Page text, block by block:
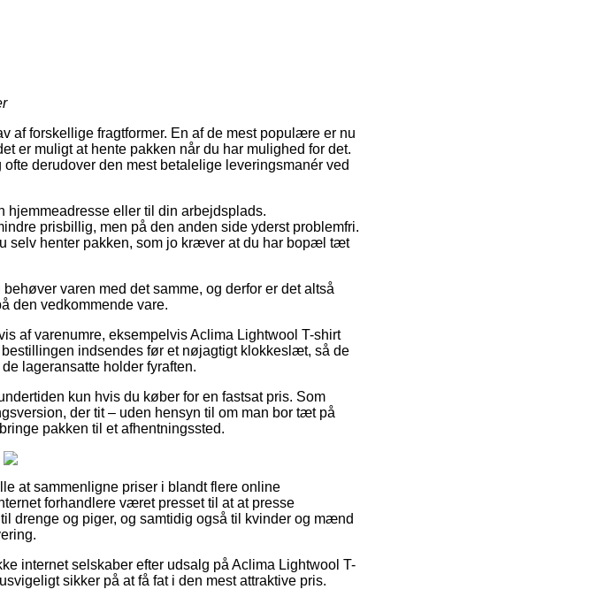
af forskellige fragtformer. En af de mest populære er nu
er muligt at hente pakken når du har mulighed for det.
derudover den mest betalelige leveringsmanér ved
eller til din arbejdsplads.
prisbillig, men på den anden side yderst problemfri.
selv henter pakken, som jo kræver at du har bopæl tæt
varen med det samme, og derfor er det altså
den vedkommende vare.
af varenumre, eksempelvis Aclima Lightwool T-shirt
indsendes før et nøjagtigt klokkeslæt, så de
lageransatte holder fyraften.
kun hvis du køber for en fastsat pris. Som
der tit – uden hensyn til om man bor tæt på
pakken til et afhentningssted.
at sammenligne priser i blandt flere online
forhandlere været presset til at at presse
drenge og piger, og samtidig også til kvinder og mænd
internet selskaber efter udsalg på Aclima Lightwool T-
sikker på at få fat i den mest attraktive pris.